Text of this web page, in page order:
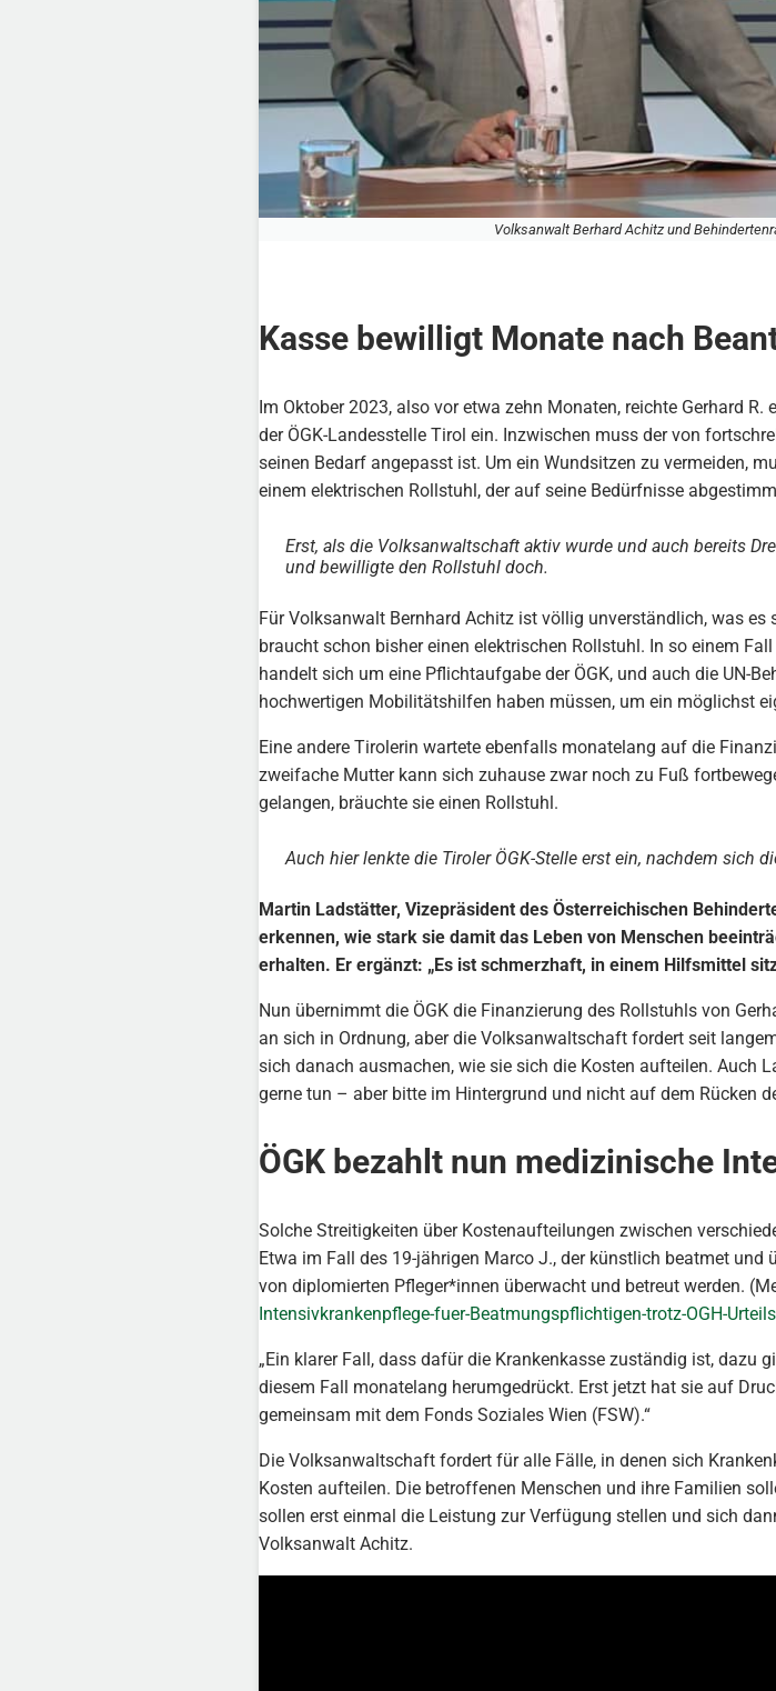
Volksanwalt Berhard Achitz und
Kasse bewilligt Monate nach
Im Oktober 2023, also vor etwa zehn Monaten, reichte Gerhard
der ÖGK-Landesstelle Tirol ein. Inzwischen muss der von
seinen Bedarf angepasst ist. Um ein Wundsitzen zu vermeiden,
einem elektrischen Rollstuhl, der auf seine Bedürfnisse
Erst, als die Volksanwaltschaft aktiv wurde und auch bereits
und bewilligte den Rollstuhl doch.
Für Volksanwalt Bernhard Achitz ist völlig unverständlich, was es
braucht schon bisher einen elektrischen Rollstuhl. In so einem
handelt sich um eine Pflichtaufgabe der ÖGK, und auch die UN-
hochwertigen Mobilitätshilfen haben müssen, um ein möglichst
Eine andere Tirolerin wartete ebenfalls monatelang auf die
zweifache Mutter kann sich zuhause zwar noch zu Fuß
gelangen, bräuchte sie einen Rollstuhl.
Auch hier lenkte die Tiroler ÖGK-Stelle erst ein, nachdem sich
Martin Ladstätter, Vizepräsident des Österreichischen
erkennen, wie stark sie damit das Leben von Menschen
erhalten. Er ergänzt: „Es ist schmerzhaft, in einem Hilfsmittel
Nun übernimmt die ÖGK die Finanzierung des Rollstuhls von
an sich in Ordnung, aber die Volksanwaltschaft fordert seit
sich danach ausmachen, wie sie sich die Kosten aufteilen. Auch
gerne tun – aber bitte im Hintergrund und nicht auf dem Rücken
ÖGK bezahlt nun medizinische
Solche Streitigkeiten über Kostenaufteilungen zwischen
Etwa im Fall des 19-jährigen Marco J., der künstlich beatmet
von diplomierten Pfleger*innen überwacht und betreut werden.
Intensivkrankenpflege-fuer-Beatmungspflichtigen-trotz-OGH-
„Ein klarer Fall, dass dafür die Krankenkasse zuständig ist, dazu
diesem Fall monatelang herumgedrückt. Erst jetzt hat sie auf
gemeinsam mit dem Fonds Soziales Wien (FSW).“
Die Volksanwaltschaft fordert für alle Fälle, in denen sich
Kosten aufteilen. Die betroffenen Menschen und ihre Familien
sollen erst einmal die Leistung zur Verfügung stellen und sich
Volksanwalt Achitz.